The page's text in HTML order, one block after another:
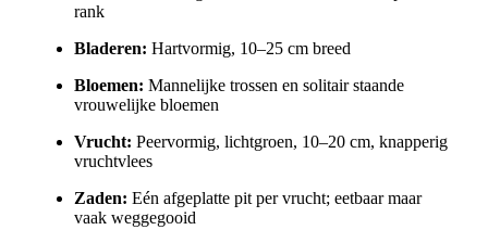
rank
Bladeren: Hartvormig, 10–25 cm breed
Bloemen: Mannelijke trossen en solitair staande
vrouwelijke bloemen
Vrucht: Peervormig, lichtgroen, 10–20 cm, knapperig
vruchtvlees
Zaden: Eén afgeplatte pit per vrucht; eetbaar maar
vaak weggegooid